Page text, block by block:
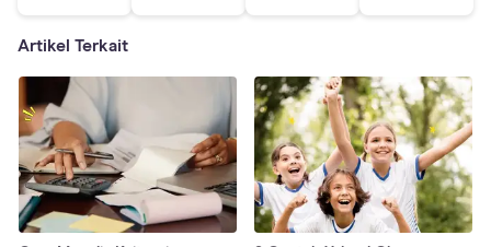
Artikel Terkait